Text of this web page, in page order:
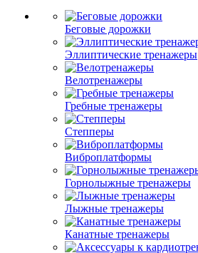
Беговые дорожки
Эллиптические тренажеры
Велотренажеры
Гребные тренажеры
Степперы
Виброплатформы
Горнолыжные тренажеры
Лыжные тренажеры
Канатные тренажеры